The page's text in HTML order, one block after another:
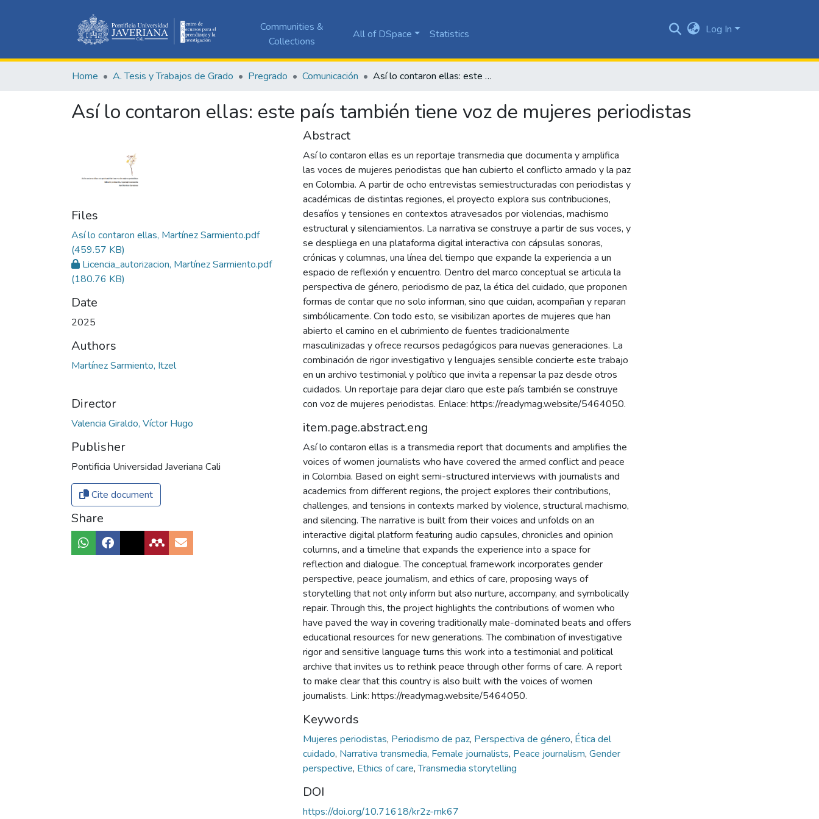
Communities &
Collections
All of DSpace Statistics Log In
Home A. Tesis y Trabajos de Grado Pregrado Comunicación Así lo contaron ellas: este país también tiene voz de mujeres periodistas
Así lo contaron ellas: este país también tiene voz de mujeres periodistas
Files
Así lo contaron ellas, Martínez Sarmiento.pdf
(459.57 KB)
Licencia_autorizacion, Martínez Sarmiento.pdf
(180.76 KB)
Date
2025
Authors
Martínez Sarmiento, Itzel
Director
Valencia Giraldo, Víctor Hugo
Publisher
Pontificia Universidad Javeriana Cali
Cite document
Share
Abstract
Así lo contaron ellas es un reportaje transmedia que documenta y amplifica
las voces de mujeres periodistas que han cubierto el conflicto armado y la paz
en Colombia. A partir de ocho entrevistas semiestructuradas con periodistas y
académicas de distintas regiones, el proyecto explora sus contribuciones,
desafíos y tensiones en contextos atravesados por violencias, machismo
estructural y silenciamientos. La narrativa se construye a partir de sus voces, y
se despliega en una plataforma digital interactiva con cápsulas sonoras,
crónicas y columnas, una línea del tiempo que expande la experiencia a un
espacio de reflexión y encuentro. Dentro del marco conceptual se articula la
perspectiva de género, periodismo de paz, la ética del cuidado, que proponen
formas de contar que no solo informan, sino que cuidan, acompañan y reparan
simbólicamente. Con todo esto, se visibilizan aportes de mujeres que han
abierto el camino en el cubrimiento de fuentes tradicionalmente
masculinizadas y ofrece recursos pedagógicos para nuevas generaciones. La
combinación de rigor investigativo y lenguajes sensible concierte este trabajo
en un archivo testimonial y político que invita a repensar la paz desde otros
cuidados. Un reportaje para dejar claro que este país también se construye
con voz de mujeres periodistas. Enlace: https://readymag.website/5464050.
item.page.abstract.eng
Así lo contaron ellas is a transmedia report that documents and amplifies the
voices of women journalists who have covered the armed conflict and peace
in Colombia. Based on eight semi-structured interviews with journalists and
academics from different regions, the project explores their contributions,
challenges, and tensions in contexts marked by violence, structural machismo,
and silencing. The narrative is built from their voices and unfolds on an
interactive digital platform featuring audio capsules, chronicles and opinion
columns, and a timeline that expands the experience into a space for
reflection and dialogue. The conceptual framework incorporates gender
perspective, peace journalism, and ethics of care, proposing ways of
storytelling that not only inform but also nurture, accompany, and symbolically
repair. Through this, the project highlights the contributions of women who
have paved the way in covering traditionally male-dominated beats and offers
educational resources for new generations. The combination of investigative
rigor and sensitive language turns this work into a testimonial and political
archive that invites us to rethink peace through other forms of care. A report
to make clear that this country is also built with the voices of women
journalists. Link: https://readymag.website/5464050.
Keywords
Mujeres periodistas, Periodismo de paz, Perspectiva de género, Ética del
cuidado, Narrativa transmedia, Female journalists, Peace journalism, Gender
perspective, Ethics of care,Transmedia storytelling
DOI
https://doi.org/10.71618/kr2z-mk67